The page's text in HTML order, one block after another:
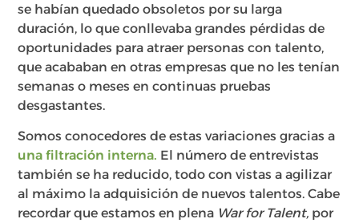
se habían quedado obsoletos por su larga
duración, lo que conllevaba grandes pérdidas de
oportunidades para atraer personas con talento,
que acababan en otras empresas que no les tenían
semanas o meses en continuas pruebas
desgastantes.
Somos conocedores de estas variaciones gracias a
una filtración interna. El número de entrevistas
también se ha reducido, todo con vistas a agilizar
al máximo la adquisición de nuevos talentos. Cabe
recordar que estamos en plena War for Talent, por